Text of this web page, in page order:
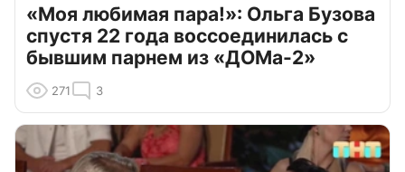
«Моя любимая пара!»: Ольга Бузова
спустя 22 года воссоединилась с
бывшим парнем из «ДОМа-2»
271 3